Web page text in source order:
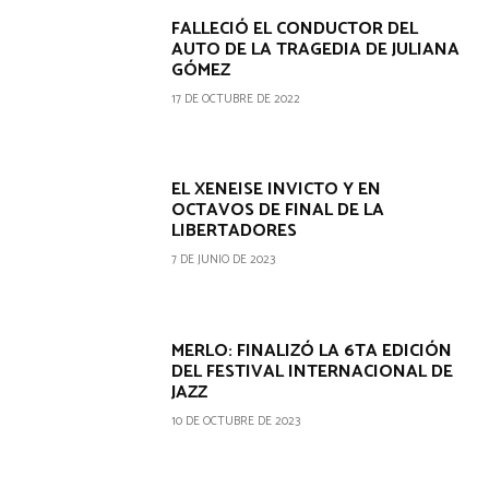
FALLECIÓ EL CONDUCTOR DEL
AUTO DE LA TRAGEDIA DE JULIANA
GÓMEZ
17 DE OCTUBRE DE 2022
EL XENEISE INVICTO Y EN
OCTAVOS DE FINAL DE LA
LIBERTADORES
7 DE JUNIO DE 2023
MERLO: FINALIZÓ LA 6TA EDICIÓN
DEL FESTIVAL INTERNACIONAL DE
JAZZ
10 DE OCTUBRE DE 2023